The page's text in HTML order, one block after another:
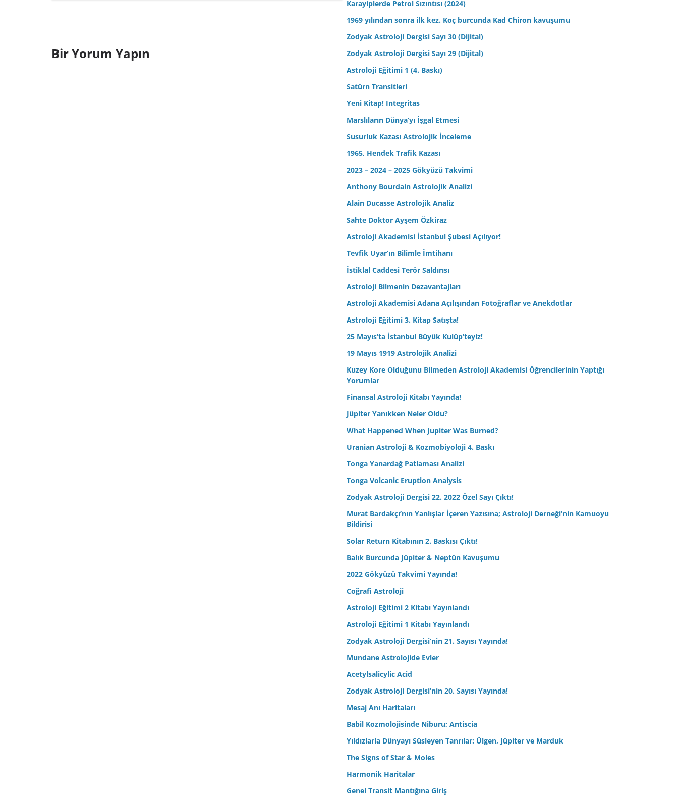
Bir Yorum Yapın
Karayiplerde Petrol Sızıntısı (2024)
1969 yılından sonra ilk kez. Koç burcunda Kad Chiron kavuşumu
Zodyak Astroloji Dergisi Sayı 30 (Dijital)
Zodyak Astroloji Dergisi Sayı 29 (Dijital)
Astroloji Eğitimi 1 (4. Baskı)
Satürn Transitleri
Yeni Kitap! Integritas
Marslıların Dünya’yı İşgal Etmesi
Susurluk Kazası Astrolojik İnceleme
1965, Hendek Trafik Kazası
2023 – 2024 – 2025 Gökyüzü Takvimi
Anthony Bourdain Astrolojik Analizi
Alain Ducasse Astrolojik Analiz
Sahte Doktor Ayşem Özkiraz
Astroloji Akademisi İstanbul Şubesi Açılıyor!
Tevfik Uyar’ın Bilimle İmtihanı
İstiklal Caddesi Terör Saldırısı
Astroloji Bilmenin Dezavantajları
Astroloji Akademisi Adana Açılışından Fotoğraflar ve Anekdotlar
Astroloji Eğitimi 3. Kitap Satışta!
25 Mayıs’ta İstanbul Büyük Kulüp’teyiz!
19 Mayıs 1919 Astrolojik Analizi
Kuzey Kore Olduğunu Bilmeden Astroloji Akademisi Öğrencilerinin Yaptığı
Yorumlar
Finansal Astroloji Kitabı Yayında!
Jüpiter Yanıkken Neler Oldu?
What Happened When Jupiter Was Burned?
Uranian Astroloji & Kozmobiyoloji 4. Baskı
Tonga Yanardağ Patlaması Analizi
Tonga Volcanic Eruption Analysis
Zodyak Astroloji Dergisi 22. 2022 Özel Sayı Çıktı!
Murat Bardakçı’nın Yanlışlar İçeren Yazısına; Astroloji Derneği’nin Kamuoyu
Bildirisi
Solar Return Kitabının 2. Baskısı Çıktı!
Balık Burcunda Jüpiter & Neptün Kavuşumu
2022 Gökyüzü Takvimi Yayında!
Coğrafi Astroloji
Astroloji Eğitimi 2 Kitabı Yayınlandı
Astroloji Eğitimi 1 Kitabı Yayınlandı
Zodyak Astroloji Dergisi’nin 21. Sayısı Yayında!
Mundane Astrolojide Evler
Acetylsalicylic Acid
Zodyak Astroloji Dergisi’nin 20. Sayısı Yayında!
Mesaj Anı Haritaları
Babil Kozmolojisinde Niburu; Antiscia
Yıldızlarla Dünyayı Süsleyen Tanrılar: Ülgen, Jüpiter ve Marduk
The Signs of Star & Moles
Harmonik Haritalar
Genel Transit Mantığına Giriş